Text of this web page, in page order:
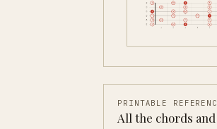
PRINTABLE
All the chords